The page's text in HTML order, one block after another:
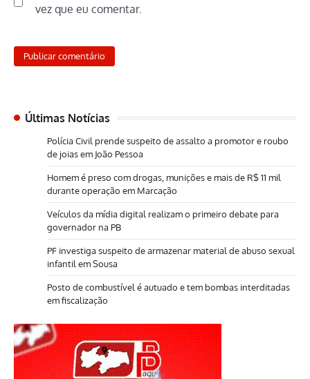
vez que eu comentar.
Últimas Notícias
Polícia Civil prende suspeito de assalto a promotor e roubo
de joias em João Pessoa
Homem é preso com drogas, munições e mais de R$ 11 mil
durante operação em Marcação
Veículos da mídia digital realizam o primeiro debate para
governador na PB
PF investiga suspeito de armazenar material de abuso sexual
infantil em Sousa
Posto de combustível é autuado e tem bombas interditadas
em fiscalização